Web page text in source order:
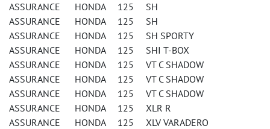
ASSURANCE HONDA 125 SH
ASSURANCE HONDA 125 SH
ASSURANCE HONDA 125 SH SPORTY
ASSURANCE HONDA 125 SHI T-BOX
ASSURANCE HONDA 125 VT C SHADOW
ASSURANCE HONDA 125 VT C SHADOW
ASSURANCE HONDA 125 VT C SHADOW
ASSURANCE HONDA 125 XLR R
ASSURANCE HONDA 125 XLV VARADERO